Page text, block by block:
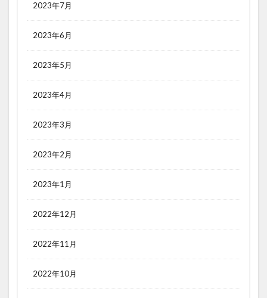
2023年7月
2023年6月
2023年5月
2023年4月
2023年3月
2023年2月
2023年1月
2022年12月
2022年11月
2022年10月